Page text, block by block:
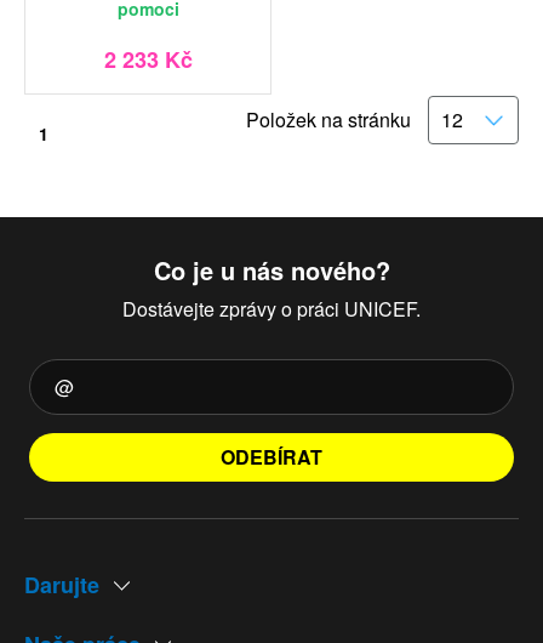
pomoci
2 233 Kč
1 Položek na stránku
Co je u nás nového?
Dostávejte zprávy o práci UNICEF.
ODEBÍRAT
Darujte